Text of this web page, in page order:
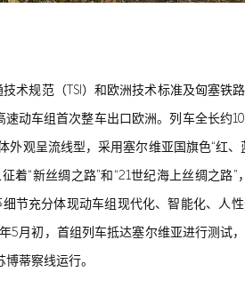
规范（TSI）和欧洲技术标准及匈塞铁
动车组首次整车出口欧洲。列车全长约
观呈流线型，采用塞尔维亚国旗色“红
“新丝绸之路”和“21世纪海上丝绸之路
节充分体现动车组现代化、智能化、人
月初，首组列车抵达塞尔维亚进行测试
蒂察线运行。